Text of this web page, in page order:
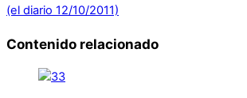
(el diario 12/10/2011)
Contenido relacionado